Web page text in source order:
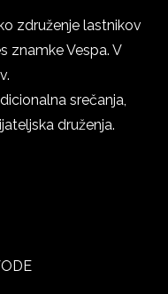
združenje lastnikov
znamke Vespa. V
srečanja,
druženja.